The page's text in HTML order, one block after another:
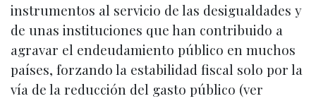
instrumentos al servicio de las desigualdades y
de unas instituciones que han contribuido a
agravar el endeudamiento público en muchos
países, forzando la estabilidad fiscal solo por la
vía de la reducción del gasto público (ver